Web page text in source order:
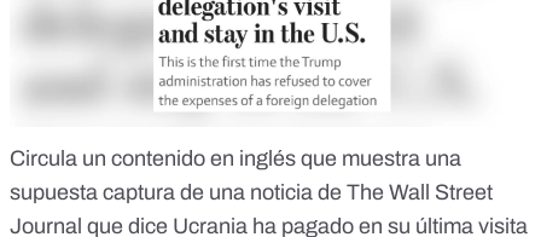
Circula un contenido en inglés que muestra una
supuesta captura de una noticia de The Wall Street
Journal que dice Ucrania ha pagado en su última visita